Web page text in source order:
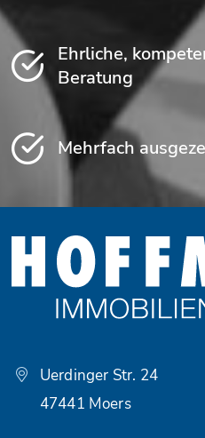
Ehrliche,
Beratung
Mehrfach
Uerdinger Str. 24
47441 Moers